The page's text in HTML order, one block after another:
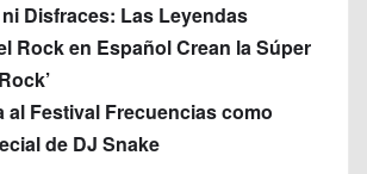
Disfraces: Las Leyendas
Rock en Español Crean la Súper
al Festival Frecuencias como
de DJ Snake